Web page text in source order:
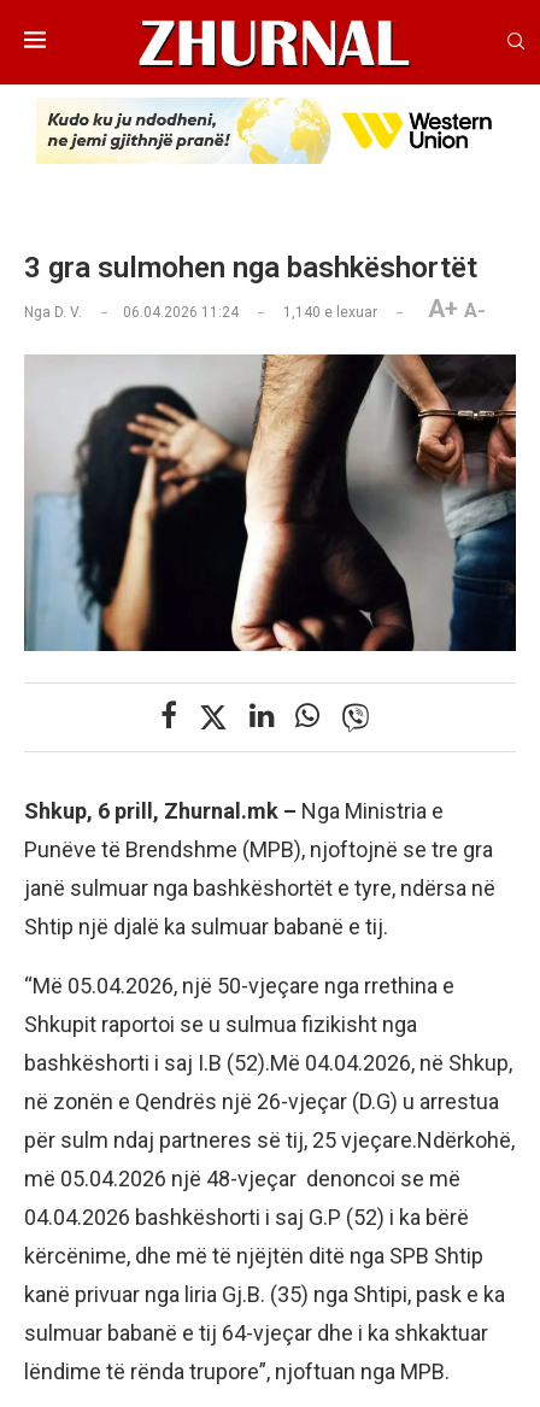
3 gra sulmohen nga bashkëshortët
Nga D. V. 06.04.2026 11:24 1,140 e lexuar A+ A-
Shkup, 6 prill, Zhurnal.mk – Nga Ministria e
Punëve të Brendshme (MPB), njoftojnë se tre gra
janë sulmuar nga bashkëshortët e tyre, ndërsa në
Shtip një djalë ka sulmuar babanë e tij.
“Më 05.04.2026, një 50-vjeçare nga rrethina e
Shkupit raportoi se u sulmua fizikisht nga
bashkëshorti i saj I.B (52).Më 04.04.2026, në Shkup,
në zonën e Qendrës një 26-vjeçar (D.G) u arrestua
për sulm ndaj partneres së tij, 25 vjeçare.Ndërkohë,
më 05.04.2026 një 48-vjeçar denoncoi se më
04.04.2026 bashkëshorti i saj G.P (52) i ka bërë
kërcënime, dhe më të njëjtën ditë nga SPB Shtip
kanë privuar nga liria Gj.B. (35) nga Shtipi, pask e ka
sulmuar babanë e tij 64-vjeçar dhe i ka shkaktuar
lëndime të rënda trupore”, njoftuan nga MPB.